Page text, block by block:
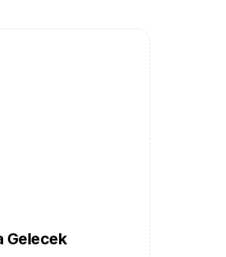
Gelecek